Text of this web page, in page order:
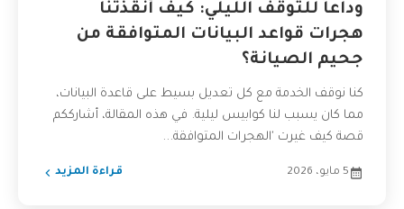
وداعاً للتوقف الليلي: كيف أنقذتنا
هجرات قواعد البيانات المتوافقة من
جحيم الصيانة؟
كنا نوقف الخدمة مع كل تعديل بسيط على قاعدة البيانات،
مما كان يسبب لنا كوابيس ليلية. في هذه المقالة، أشارككم
قصة كيف غيرت 'الهجرات المتوافقة...
5 مايو، 2026 قراءة المزيد